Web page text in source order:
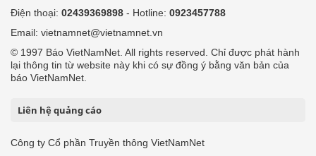
Điện thoại: 02439369898 - Hotline: 0923457788
Email: vietnamnet@vietnamnet.vn
© 1997 Báo VietNamNet. All rights reserved. Chỉ được phát hành
lại thông tin từ website này khi có sự đồng ý bằng văn bản của
báo VietNamNet.
Liên hệ quảng cáo
Công ty Cổ phần Truyền thông VietNamNet